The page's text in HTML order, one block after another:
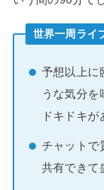
世界一周ライ
予想以上に
うな気分を
ドキドキが
チャットで
共有できて